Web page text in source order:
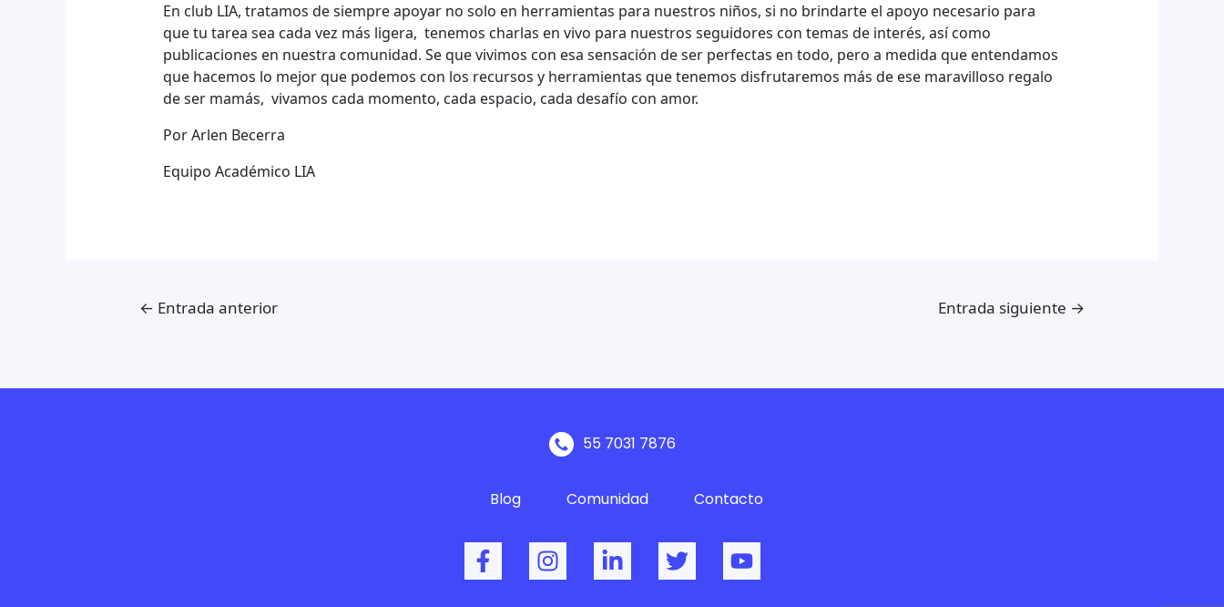
En club LIA, tratamos de siempre apoyar no solo en herramientas para nuestros niños, si no brindarte el apoyo necesario para
que tu tarea sea cada vez más ligera, tenemos charlas en vivo para nuestros seguidores con temas de interés, así como
publicaciones en nuestra comunidad. Se que vivimos con esa sensación de ser perfectas en todo, pero a medida que entendamos
que hacemos lo mejor que podemos con los recursos y herramientas que tenemos disfrutaremos más de ese maravilloso regalo
de ser mamás, vivamos cada momento, cada espacio, cada desafío con amor.
Por Arlen Becerra
Equipo Académico LIA
Navegación
← Entrada anterior Entrada siguiente →
55 7031 7876
Blog Comunidad Contacto